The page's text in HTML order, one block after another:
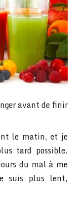
avant de finir
le matin, et je
tard possible.
du mal à me
suis plus lent,